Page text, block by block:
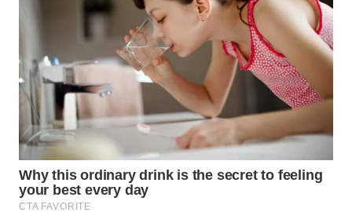
WAHANA
SELEB
WAHANA
PERSONA
WAHANA
OTOMOTIF